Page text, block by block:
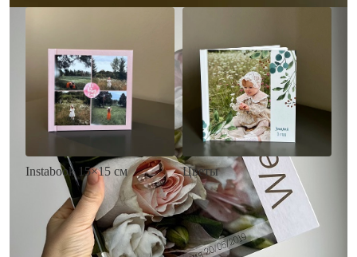
Instabook 15×15 см
• Декор на выбор
• Выбор цвета фона
• Загрузка фото и текста
Цветы
• Декор цветы
• Выбор цвета фона
• Загрузка фото и текста